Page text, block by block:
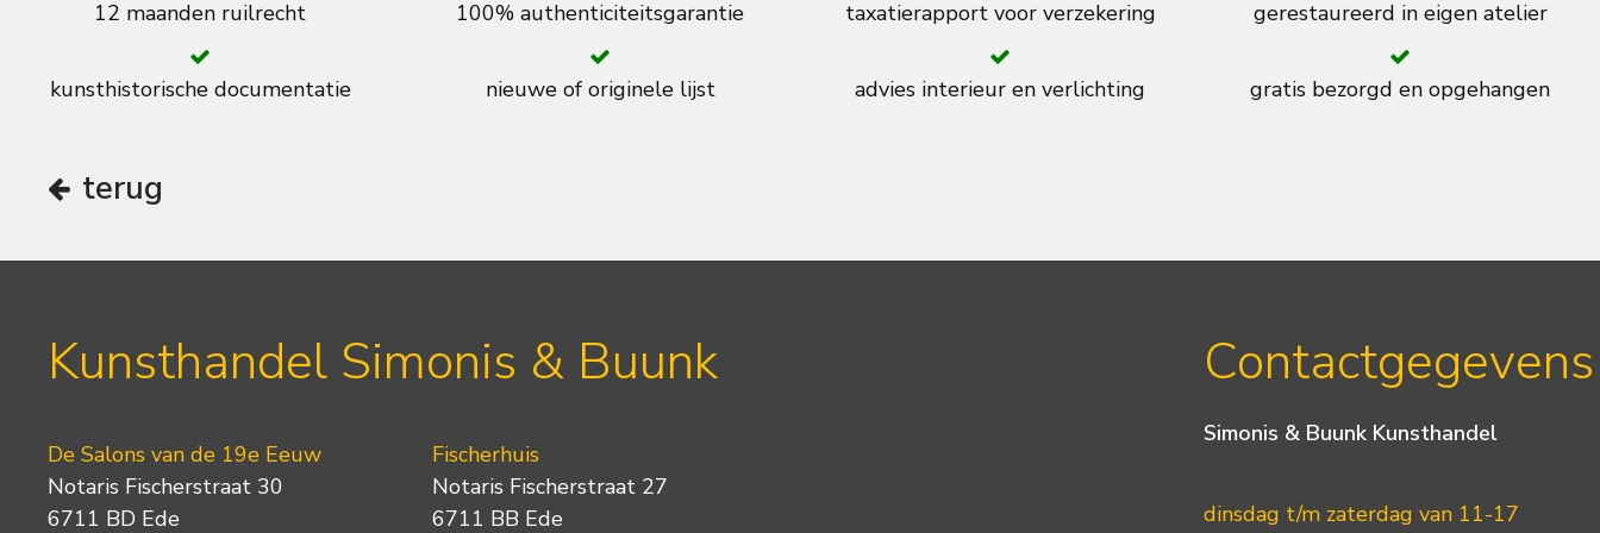
12 maanden ruilrecht 100% authenticiteitsgarantie taxatierapport voor verzekering gerestaureerd in eigen atelier
kunsthistorische documentatie nieuwe of originele lijst advies interieur en verlichting gratis bezorgd en opgehangen
terug
Kunsthandel Simonis & Buunk
De Salons van de 19e Eeuw
Notaris Fischerstraat 30
6711 BD Ede
Fischerhuis
Notaris Fischerstraat 27
6711 BB Ede
Contactgegevens
Simonis & Buunk Kunsthandel
dinsdag t/m zaterdag van 11-17